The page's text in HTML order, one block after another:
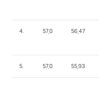
4. 57,0 56,47
5. 57,0 55,93